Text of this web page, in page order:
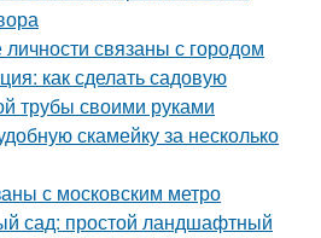
личности связаны с городом
как сделать садовую
трубы своими руками
скамейку за несколько
с московским метро
сад: простой ландшафтный